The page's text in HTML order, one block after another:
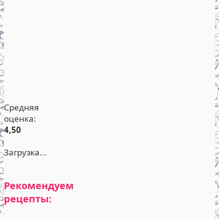
Средняя
оценка:
4,50
Загрузка...
Рекомендуем
рецепты: